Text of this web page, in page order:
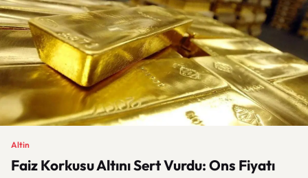
Altin
Faiz Korkusu Altını Sert Vurdu: Ons Fiyatı